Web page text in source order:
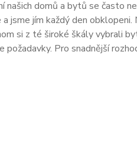
našich domů a bytů se často
jsme jím každý den
si z té široké škály vybrali
požadavky. Pro snadnější